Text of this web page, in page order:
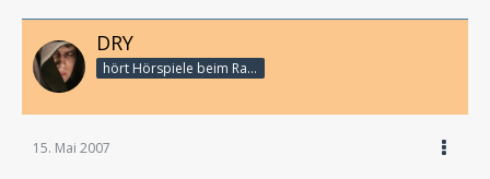
DRY
hört Hörspiele beim Rasenmähen
15. Mai 2007